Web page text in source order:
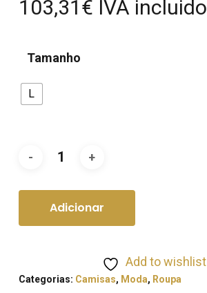
103,31 € IVA incluido
Tamanho
L
Adicionar
Add to wishlist
Categorias: Camisas, Moda, Roupa